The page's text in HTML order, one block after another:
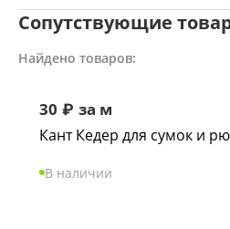
Сопутствующие
Найдено товаров:
30 ₽ за м
Кант Кедер для сумок и
В наличии